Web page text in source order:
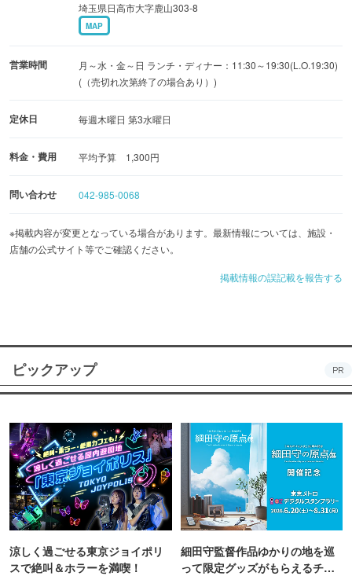
埼玉県日高市大字鹿山303-8
MAP
営業時間
月～水・金～日 ランチ・ディナー：11:30～19:30(L.O.19:30)
(（売切れ次第終了の場合あり）)
定休日 毎週木曜日 第3水曜日
料金・費用 平均予算 1,300円
問い合わせ 042-985-0068
※掲載内容が変更となっている場合があります。最新情報については、施設・
店舗の公式サイト等でご確認ください。
掲載情報の誤記載を報告する
ピックアップ PR
涼しく過ごせる東京ジョイポリ
スで絶叫＆ホラーを満喫！
細田守監督作品ゆかりの地を巡
って限定グッズがもらえるチャ